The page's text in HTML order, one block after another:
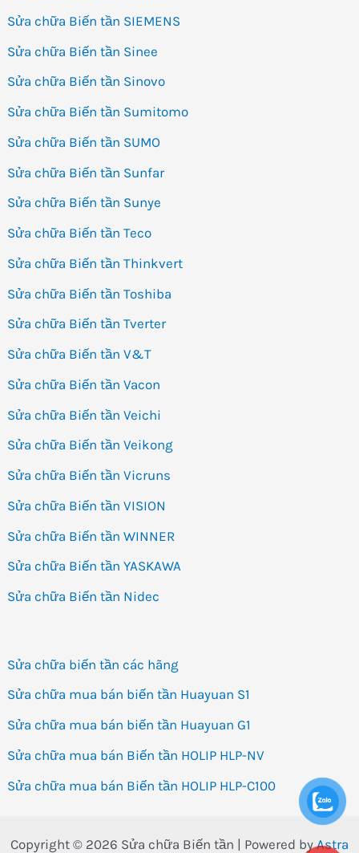
Sửa chữa Biến tần SIEMENS
Sửa chữa Biến tần Sinee
Sửa chữa Biến tần Sinovo
Sửa chữa Biến tần Sumitomo
Sửa chữa Biến tần SUMO
Sửa chữa Biến tần Sunfar
Sửa chữa Biến tần Sunye
Sửa chữa Biến tần Teco
Sửa chữa Biến tần Thinkvert
Sửa chữa Biến tần Toshiba
Sửa chữa Biến tần Tverter
Sửa chữa Biến tần V&T
Sửa chữa Biến tần Vacon
Sửa chữa Biến tần Veichi
Sửa chữa Biến tần Veikong
Sửa chữa Biến tần Vicruns
Sửa chữa Biến tần VISION
Sửa chữa Biến tần WINNER
Sửa chữa Biến tần YASKAWA
Sửa chữa Biến tần Nidec
Sửa chữa biến tần các hãng
Sửa chữa mua bán biến tần Huayuan S1
Sửa chữa mua bán biến tần Huayuan G1
Sửa chữa mua bán Biến tần HOLIP HLP-NV
Sửa chữa mua bán Biến tần HOLIP HLP-C100
Copyright © 2026 Sửa chữa Biến tần | Powered byAstra